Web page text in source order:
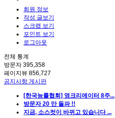
회원 정보
작성 글보기
스크랩 보기
포인트 보기
로그아웃
전체 통계
방문자 395,358
페이지뷰 856,727
공지사항 게시판
[한국능률협회] 영크리에이터 8주...
방문자 20 만 돌파 !!
지금, 소스컷이 바뀌고 있습니다 ...